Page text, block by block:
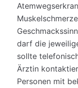
darf die
sollte
Ärztin
Personen mit